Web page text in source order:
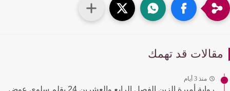
قد تهمك
منذ 3 أيام
رواية أميرة الزين الفصل الرابع والعشرين 24 بقلم سلوى عوض